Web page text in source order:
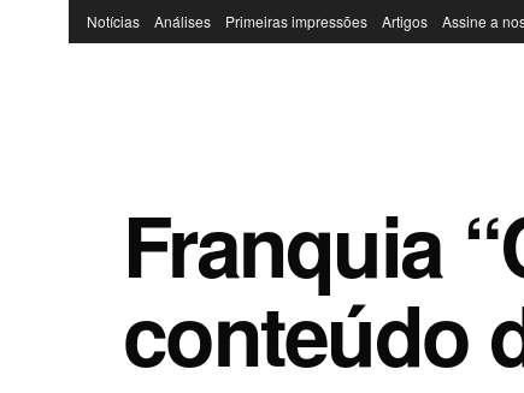
Notícias Análises Primeiras impressões Artigos Assine a
Franquia
conteúdo